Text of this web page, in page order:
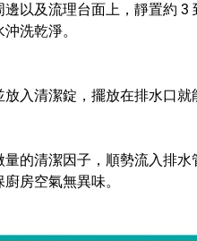
以及流理台面上，靜置約 3
洗乾淨。
入清潔錠，擺放在排水口就
的清潔因子，順勢流入排
房空氣無異味。